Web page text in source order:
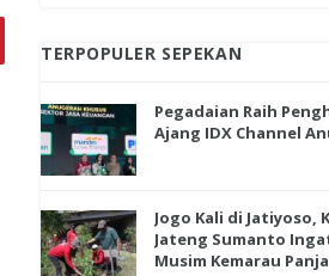
TERPOPULER SEPEKAN
Pegadaian Raih
Ajang IDX Channel
Jogo Kali di Jatiyoso,
Jateng Sumanto
Musim Kemarau